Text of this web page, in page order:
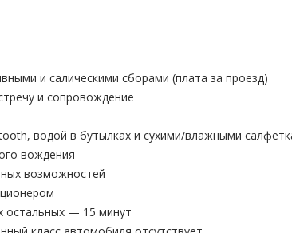
и салическими сборами (плата за проезд)
и сопровождение
водой в бутылках и сухими/влажными
вождения
возможностей
остальных — 15 минут